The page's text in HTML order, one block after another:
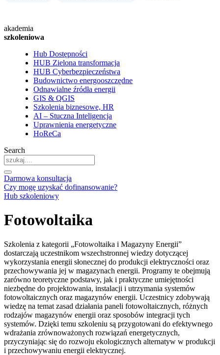
akademia
szkoleniowa
Hub Dostępności
HUB Zielona transformacja
HUB Cyberbezpieczeństwa
Budownictwo energooszczędne
Odnawialne źródła energii
GIS & QGIS
Szkolenia biznesowe, HR
AI – Stuczna Inteligencja
Uprawnienia energetyczne
HoReCa
Search
Darmowa konsultacja
Czy mogę uzyskać dofinansowanie?
Hub szkoleniowy
Fotowoltaika
Szkolenia z kategorii „Fotowoltaika i Magazyny Energii”
dostarczają uczestnikom wszechstronnej wiedzy dotyczącej
wykorzystania energii słonecznej do produkcji elektryczności oraz
przechowywania jej w magazynach energii. Programy te obejmują
zarówno teoretyczne podstawy, jak i praktyczne umiejętności
niezbędne do projektowania, instalacji i utrzymania systemów
fotowoltaicznych oraz magazynów energii. Uczestnicy zdobywają
wiedzę na temat zasad działania paneli fotowoltaicznych, różnych
rodzajów magazynów energii oraz sposobów integracji tych
systemów. Dzięki temu szkoleniu są przygotowani do efektywnego
wdrażania zrównoważonych rozwiązań energetycznych,
przyczyniając się do rozwoju ekologicznych alternatyw w produkcji
i przechowywaniu energii elektrycznej.